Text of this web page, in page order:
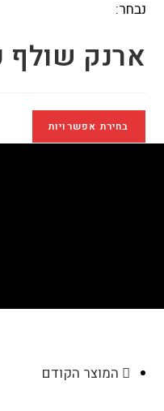
נבחר:
ארנק שולף
בחירת אפשרויות
המוצר הקודם